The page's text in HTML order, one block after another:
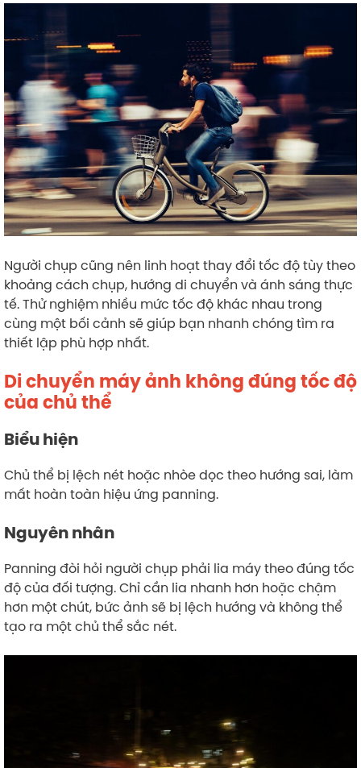
Người chụp cũng nên linh hoạt thay đổi tốc độ tùy theo
khoảng cách chụp, hướng di chuyển và ánh sáng thực
tế. Thử nghiệm nhiều mức tốc độ khác nhau trong
cùng một bối cảnh sẽ giúp bạn nhanh chóng tìm ra
thiết lập phù hợp nhất.
Di chuyển máy ảnh không đúng tốc độ
của chủ thể
Biểu hiện
Chủ thể bị lệch nét hoặc nhòe dọc theo hướng sai, làm
mất hoàn toàn hiệu ứng panning.
Nguyên nhân
Panning đòi hỏi người chụp phải lia máy theo đúng tốc
độ của đối tượng. Chỉ cần lia nhanh hơn hoặc chậm
hơn một chút, bức ảnh sẽ bị lệch hướng và không thể
tạo ra một chủ thể sắc nét.